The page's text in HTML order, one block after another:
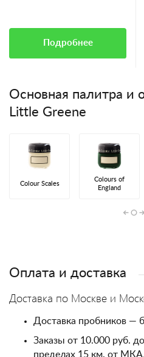
Подробнее
Основная палитра и
Little Greene
Colour Scales
Colours of
England
Оплата и доставка
Доставка по Москве и
Доставка пробников —
Заказы от 10.000 руб.
пределах 15 км. от